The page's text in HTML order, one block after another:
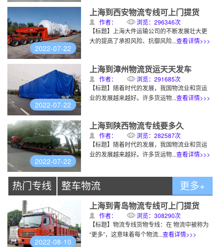
2022-07-22
上海到西安物流专线可上门提货
作者：
浏览：296346次
【标题】上海大件运输公司的不断发展壮大更
大的提高了承担风险、抗御风险...查看详情>>>
2022-07-22
上海到漳州物流货运天天发车
作者：
浏览：291685次
【标题】随着时代的发展，我国物流业和货运
业的发展越来越好。许多货运物...查看详情>>>
2022-07-22
上海到陕西物流专线要多久
作者：
浏览：282587次
【标题】随着时代的发展，我国物流业和货运
业的发展越来越好。许多货运物...查看详情>>>
热门专线 整车物流 更多+
2022-08-10
上海到青岛物流专线可上门提货
作者：
浏览：308290次
【标题】物流专线货物专线：在 物流中被称为
“更多”，这意味着每个物流...查看详情>>>